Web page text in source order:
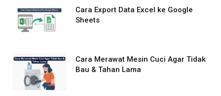
Cara Export Data Excel ke Google
Sheets
Cara Merawat Mesin Cuci Agar Tidak
Bau & Tahan Lama